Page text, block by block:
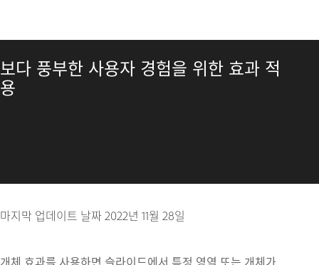
보다 풍부한 사용자 경험을 위한 효과 적
용
마지막 업데이트 날짜2022년 11월 28일
개체 효과를 사용하면 슬라이드에서 특정 영역 또는 개체가